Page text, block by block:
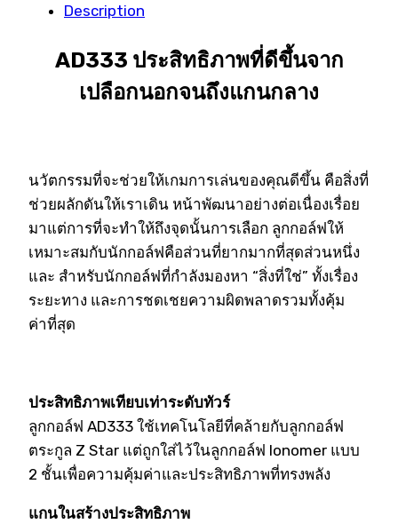
Description
AD333 ประสิทธิภาพที่ดีขึ้นจาก
เปลือกนอกจนถึงแกนกลาง
นวัตกรรมที่จะช่วยให้เกมการเล่นของคุณดีขึ้น คือสิ่งที่
ช่วยผลักดันให้เราเดิน หน้าพัฒนาอย่างต่อเนื่องเรื่อย
มาแต่การที่จะทำให้ถึงจุดนั้นการเลือก ลูกกอล์ฟให้
เหมาะสมกับนักกอล์ฟคือส่วนที่ยากมากที่สุดส่วนหนึ่ง
และ สำหรับนักกอล์ฟที่กำลังมองหา “สิ่งที่ใช่” ทั้งเรื่อง
ระยะทาง และการชดเชยความผิดพลาดรวมทั้งคุ้ม
ค่าที่สุด
ประสิทธิภาพเทียบเท่าระดับทัวร์
ลูกกอล์ฟ AD333 ใช้เทคโนโลยีที่คล้ายกับลูกกอล์ฟ
ตระกูล Z Star แต่ถูกใส่ไว้ในลูกกอล์ฟ Ionomer แบบ
2 ชั้นเพื่อความคุ้มค่าและประสิทธิภาพที่ทรงพลัง
แกนในสร้างประสิทธิภาพ